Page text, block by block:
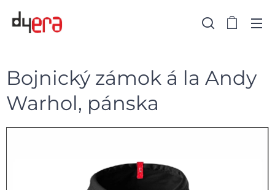
Bojnický zámok á la Andy
Warhol, pánska